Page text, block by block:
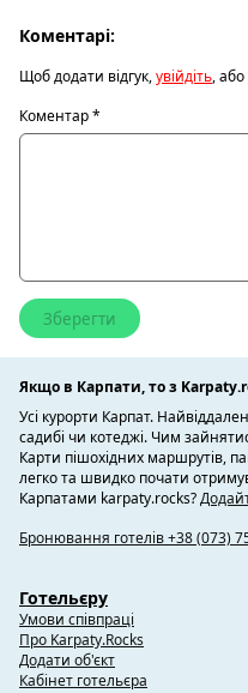
Коментарі:
Щоб додати відгук,увійдіть, або
Коментар*
Якщо в Карпати, то з
Усі курорти Карпат.
садибі чи котеджі. Чим
Карти пішохідних маршрутів,
легко та швидко почати
Карпатами karpaty.rocks?
Бронювання готелів +38 (073)
Готельєру
Умови співпраці
Про Karpaty.Rocks
Додати об'єкт
Кабінет готельєра